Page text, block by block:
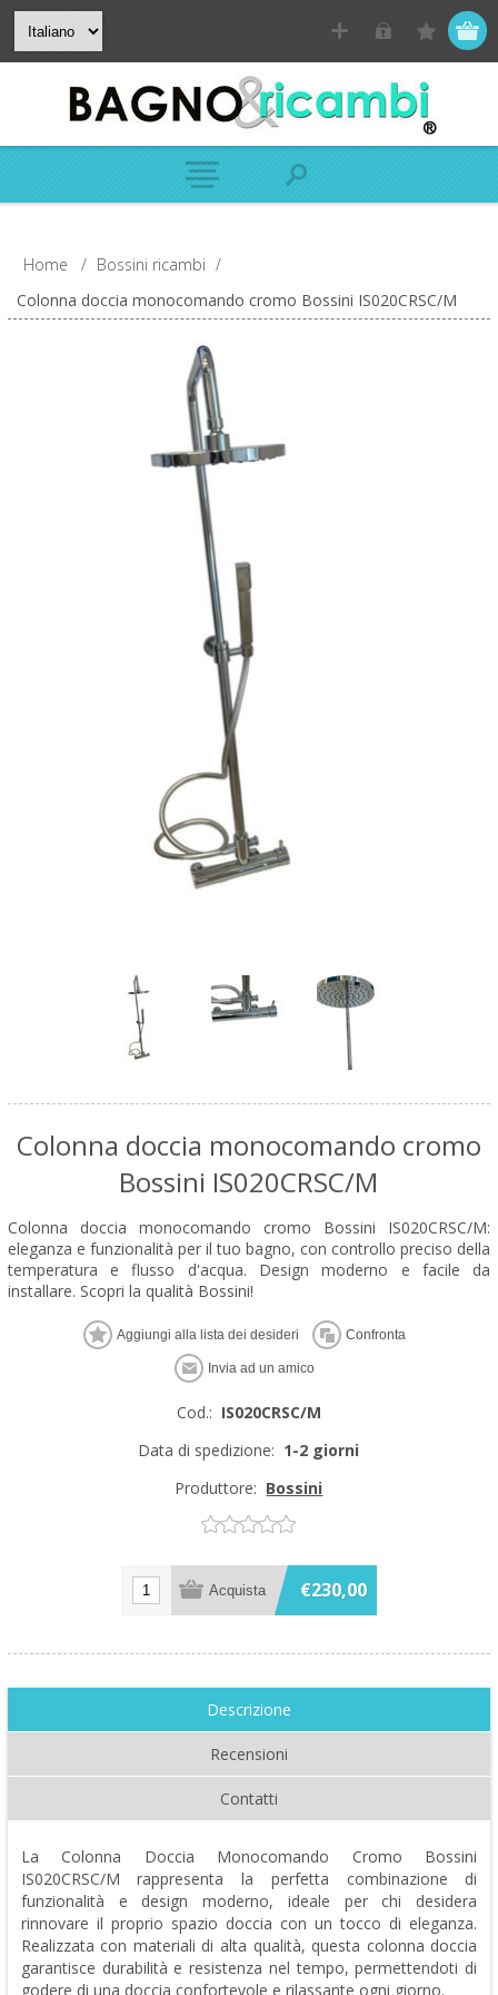
Home / Bossini ricambi /
Colonna doccia monocomando cromo Bossini IS020CRSC/M
Colonna doccia monocomando cromo
Bossini IS020CRSC/M
Colonna doccia monocomando cromo Bossini IS020CRSC/M:
eleganza e funzionalità per il tuo bagno, con controllo preciso della
temperatura e flusso d'acqua. Design moderno e facile da
installare. Scopri la qualità Bossini!
Cod.: IS020CRSC/M
Data di spedizione: 1-2 giorni
Produttore: Bossini
€230,00
Descrizione
Recensioni
Contatti
La Colonna Doccia Monocomando Cromo Bossini
IS020CRSC/M rappresenta la perfetta combinazione di
funzionalità e design moderno, ideale per chi desidera
rinnovare il proprio spazio doccia con un tocco di eleganza.
Realizzata con materiali di alta qualità, questa colonna doccia
garantisce durabilità e resistenza nel tempo, permettendoti di
godere di una doccia confortevole e rilassante ogni giorno.